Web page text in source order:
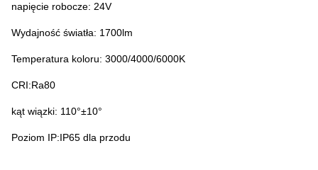
napięcie robocze: 24V
Wydajność światła: 1700lm
Temperatura koloru: 3000/4000/6000K
CRI:Ra80
kąt wiązki: 110°±10°
Poziom IP:IP65 dla przodu